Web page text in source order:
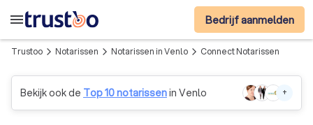
menu Bedrijf aanmelden
Trustoo arrow_forward_ios Notarissen arrow_forward_ios Notarissen in Venlo arrow_forward_ios Connect Notarissen
Bekijk ook de Top 10 notarissenin Venlo +